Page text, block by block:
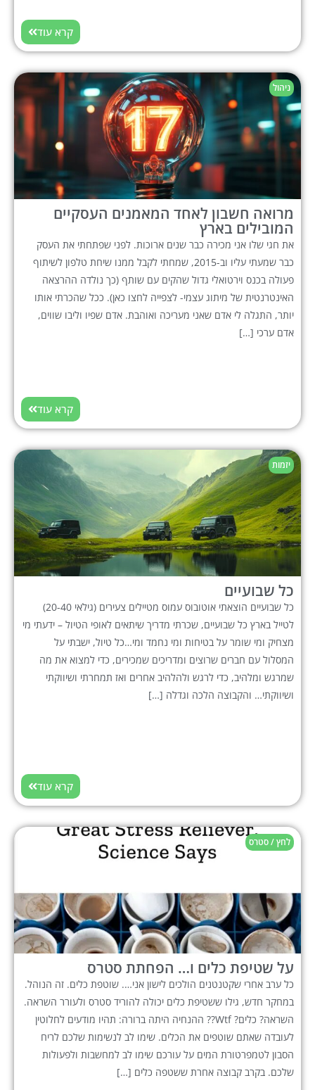
קרא עוד
ניהול
מרואה חשבון לאחד המאמנים העסקיים
המובילים בארץ
את חגי שלו אני מכירה כבר שנים ארוכות. לפני שפתחתי את העסק
כבר שמעתי עליו וב-2015, שמחתי לקבל ממנו שיחת טלפון לשיתוף
פעולה בכנס וירטואלי גדול שהקים עם שותף (כך נולדה ההרצאה
האינטרנטית של מיתוג עצמי- לצפייה לחצו כאן). ככל שהכרתי אותו
יותר, התגלה לי אדם שאני מעריכה ואוהבת. אדם שפיו וליבו שווים,
אדם ערכי […]
קרא עוד
יזמות
כל שבועיים
כל שבועיים הוצאתי אוטובוס עמוס מטיילים צעירים (גילאי 20-40)
לטייל בארץ כל שבועיים, שכרתי מדריך שיתאים לאופי הטיול – ידעתי מי
מצחיק ומי שומר על בטיחות ומי נחמד ומי…כל טיול, ישבתי על
המסלול עם חברים שרוצים ומדריכים שמכירים, כדי למצוא את מה
שמרגש ומלהיב, כדי לרגש ולהלהיב אחרים ואז תמחרתי ושיווקתי
ושיווקתי… והקבוצה הלכה וגדלה […]
קרא עוד
לחץ / סטרס
על שטיפת כלים ו… הפחתת סטרס
כל ערב אחרי שקטנטנים הולכים לישון אני…. שוטפת כלים. זה הנוהל.
במחקר חדש, גילו ששטיפת כלים יכולה להוריד סטרס ולעורר השראה.
השראה? כלים? Wtf?? ההנחיה היתה ברורה: תהיו מודעים לחלוטין
לעובדה שאתם שוטפים את הכלים. שימו לב לנשימות שלכם לריח
הסבון לטמפרטורת המים על עורכם שימו לב למחשבות ולפעולות
שלכם. בקרב קבוצה אחרת ששטפה כלים […]